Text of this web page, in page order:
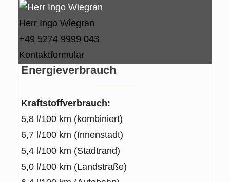
Herr Ingo Wiegran
+49 5274 9999 043
Kontaktformular
Energieverbrauch
Kraftstoffverbrauch:
5,8 l/100 km (kombiniert)
6,7 l/100 km (Innenstadt)
5,4 l/100 km (Stadtrand)
5,0 l/100 km (Landstraße)